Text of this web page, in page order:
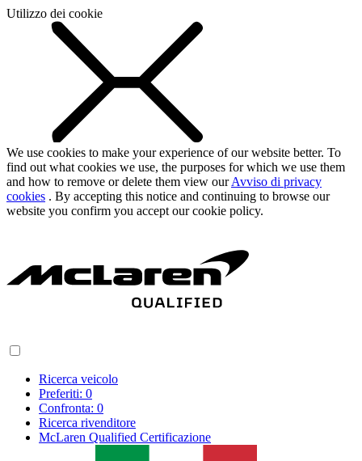
Utilizzo dei cookie
We use cookies to make your experience of our website better. To
find out what cookies we use, the purposes for which we use them
and how to remove or delete them view ourAvviso di privacy
cookies . By accepting this notice and continuing to browse our
website you confirm you accept our cookie policy.
Ricerca veicolo
Preferiti: 0
Confronta: 0
Ricerca rivenditore
McLaren Qualified Certificazione